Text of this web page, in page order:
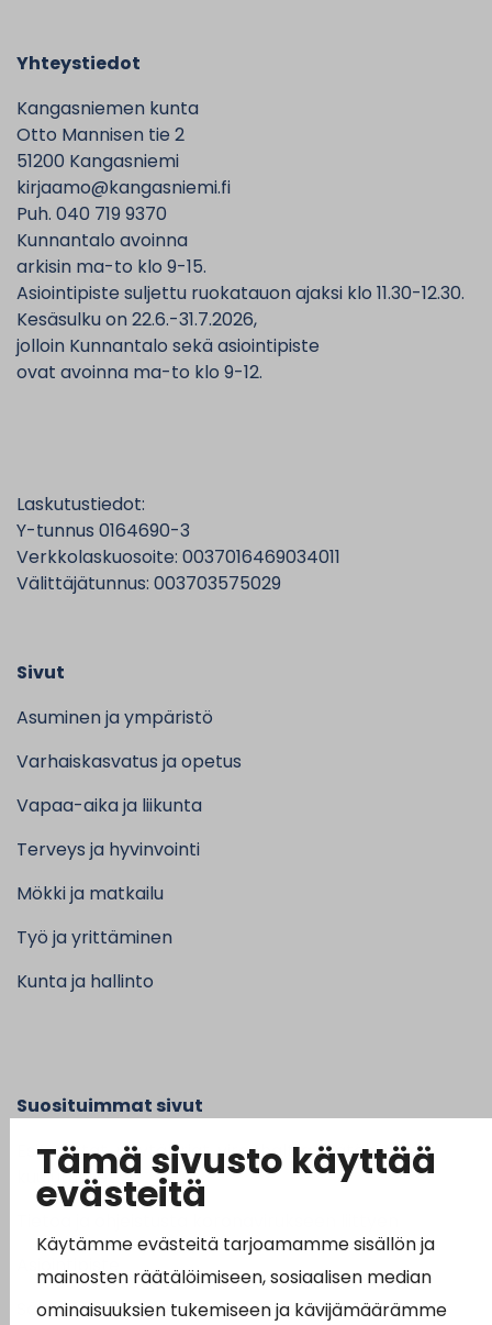
Tämä sivusto käyttää
evästeitä
Käytämme evästeitä tarjoamamme sisällön ja
mainosten räätälöimiseen, sosiaalisen median
ominaisuuksien tukemiseen ja kävijämäärämme
Yhteystiedot
Kangasniemen kunta
Otto Mannisen tie 2
51200 Kangasniemi
kirjaamo@kangasniemi.fi
Puh. 040 719 9370
Kunnantalo avoinna
arkisin ma-to klo 9-15.
Asiointipiste suljettu ruokatauon ajaksi klo 11.30-12.30.
Kesäsulku on 22.6.-31.7.2026,
jolloin Kunnantalo sekä asiointipiste
ovat avoinna ma-to klo 9-12.
Laskutustiedot:
Y-tunnus 0164690-3
Verkkolaskuosoite: 0037016469034011
Välittäjätunnus: 003703575029
Sivut
Asuminen ja ympäristö
Varhaiskasvatus ja opetus
Vapaa-aika ja liikunta
Terveys ja hyvinvointi
Mökki ja matkailu
Työ ja yrittäminen
Kunta ja hallinto
Suosituimmat sivut
Esityslistat, pöytäkirjat, viranhaltijapäätökset ja
kuulutukset
Asiointipiste
Sähköinen asiointi